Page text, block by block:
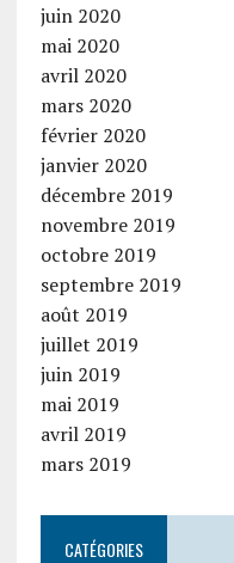
juin 2020
mai 2020
avril 2020
mars 2020
février 2020
janvier 2020
décembre 2019
novembre 2019
octobre 2019
septembre 2019
août 2019
juillet 2019
juin 2019
mai 2019
avril 2019
mars 2019
CATÉGORIES